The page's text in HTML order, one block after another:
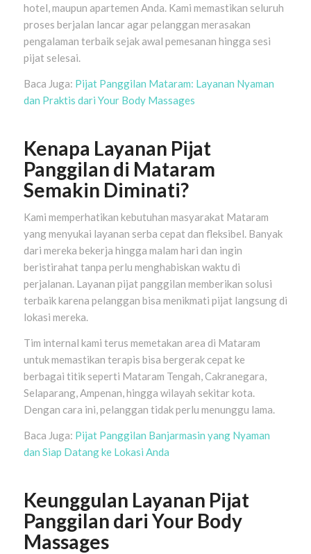
hotel, maupun apartemen Anda. Kami memastikan seluruh
proses berjalan lancar agar pelanggan merasakan
pengalaman terbaik sejak awal pemesanan hingga sesi
pijat selesai.
Baca Juga: Pijat Panggilan Mataram: Layanan Nyaman
dan Praktis dari Your Body Massages
Kenapa Layanan Pijat
Panggilan di Mataram
Semakin Diminati?
Kami memperhatikan kebutuhan masyarakat Mataram
yang menyukai layanan serba cepat dan fleksibel. Banyak
dari mereka bekerja hingga malam hari dan ingin
beristirahat tanpa perlu menghabiskan waktu di
perjalanan. Layanan pijat panggilan memberikan solusi
terbaik karena pelanggan bisa menikmati pijat langsung di
lokasi mereka.
Tim internal kami terus memetakan area di Mataram
untuk memastikan terapis bisa bergerak cepat ke
berbagai titik seperti Mataram Tengah, Cakranegara,
Selaparang, Ampenan, hingga wilayah sekitar kota.
Dengan cara ini, pelanggan tidak perlu menunggu lama.
Baca Juga: Pijat Panggilan Banjarmasin yang Nyaman
dan Siap Datang ke Lokasi Anda
Keunggulan Layanan Pijat
Panggilan dari Your Body
Massages